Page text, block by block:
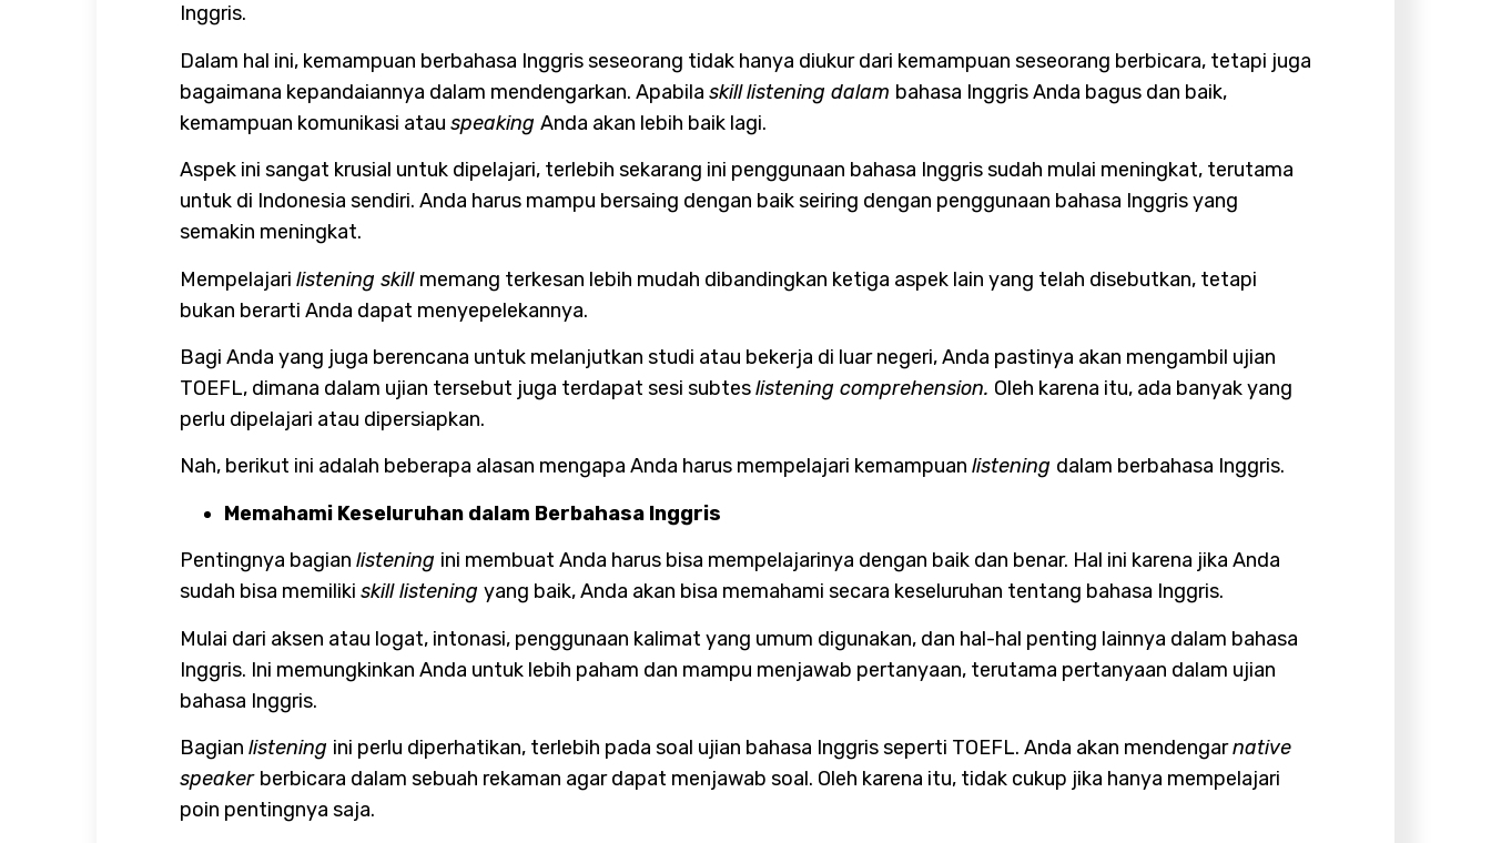
Inggris.
Dalam hal ini, kemampuan berbahasa Inggris seseorang tidak hanya diukur dari kemampuan seseorang berbicara, tetapi juga
bagaimana kepandaiannya dalam mendengarkan. Apabila skilllistening dalam bahasa Inggris Anda bagus dan baik,
kemampuan komunikasi atau speaking Anda akan lebih baik lagi.
Aspek ini sangat krusial untuk dipelajari, terlebih sekarang ini penggunaan bahasa Inggris sudah mulai meningkat, terutama
untuk di Indonesia sendiri. Anda harus mampu bersaing dengan baik seiring dengan penggunaan bahasa Inggris yang
semakin meningkat.
Mempelajari listening skill memang terkesan lebih mudah dibandingkan ketiga aspek lain yang telah disebutkan, tetapi
bukan berarti Anda dapat menyepelekannya.
Bagi Anda yang juga berencana untuk melanjutkan studi atau bekerja di luar negeri, Anda pastinya akan mengambil ujian
TOEFL, dimana dalam ujian tersebut juga terdapat sesi subteslistening comprehension. Oleh karena itu, ada banyak yang
perlu dipelajari atau dipersiapkan.
Nah, berikut ini adalah beberapa alasan mengapa Anda harus mempelajari kemampuan listening dalam berbahasa Inggris.
Memahami Keseluruhan dalam Berbahasa Inggris
Pentingnya bagian listening ini membuat Anda harus bisa mempelajarinya dengan baik dan benar. Hal ini karena jika Anda
sudah bisa memiliki skill listening yang baik, Anda akan bisa memahami secara keseluruhan tentang bahasa Inggris.
Mulai dari aksen atau logat, intonasi, penggunaan kalimat yang umum digunakan, dan hal-hal penting lainnya dalam bahasa
Inggris. Ini memungkinkan Anda untuk lebih paham dan mampu menjawab pertanyaan, terutama pertanyaan dalam ujian
bahasa Inggris.
Bagian listening ini perlu diperhatikan, terlebih pada soal ujian bahasa Inggris seperti TOEFL. Anda akan mendengarnative
speaker berbicara dalam sebuah rekaman agar dapat menjawab soal. Oleh karena itu, tidak cukup jika hanya mempelajari
poin pentingnya saja.